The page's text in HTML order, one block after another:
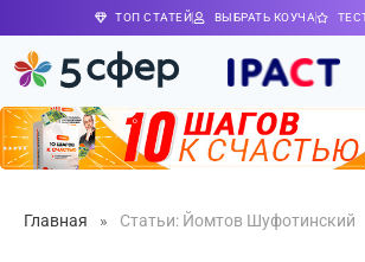
ТОП СТАТЕЙ ВЫБРАТЬ КОУЧА
Главная » Статьи: Йомтов Шуфотинский